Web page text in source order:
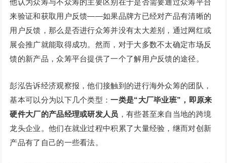
他认为众筹与不众筹的主要区别在于是否需要通过众筹平台
来验证和获取用户反馈——如果品牌方已经对产品有清晰的
用户反馈，那么是否进行众筹并没有太大差别，通过网红或
展会推广就能取得成功。然而，对于大多数不太确定市场反
馈的新产品，众筹平台提供了一个了解用户反馈的途径。
彭泓告诉经济观察报，他们接触到的进行海外众筹的团队，
基本可以分为以下几个类型：一类是“大厂毕业班”，即原来
硬件大厂的产品经理或研发人员 ，有些甚至来自当地的跨境
龙头企业。他们在就业过程中积累了大量经验，继而对创新
产品有了自己的一些看法。